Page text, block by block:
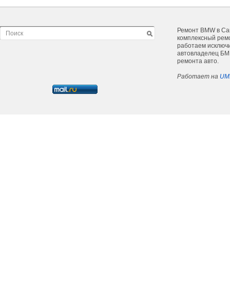
Ремонт BMW в
комплексный
работаем
автовладелец
ремонта авто.
Работает на